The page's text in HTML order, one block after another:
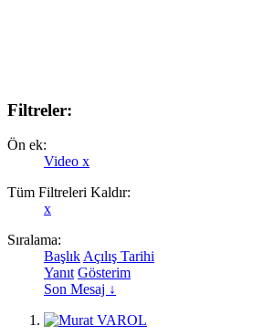
Filtreler:
Ön ek:
Video x
Tüm Filtreleri Kaldır:
x
Sıralama:
Başlık Açılış Tarihi
Yanıt Gösterim
Son Mesaj ↓